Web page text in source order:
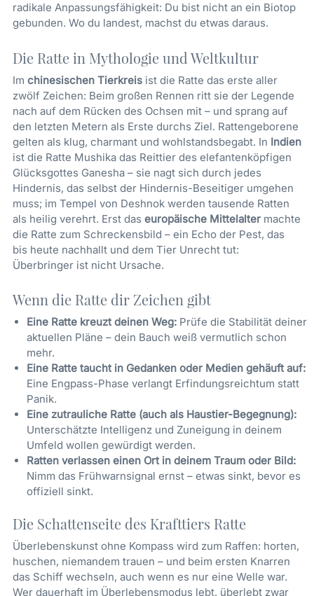
radikale Anpassungsfähigkeit: Du bist nicht an ein Biotop
gebunden. Wo du landest, machst du etwas daraus.
Die Ratte in Mythologie und Weltkultur
Im chinesischen Tierkreis ist die Ratte das erste aller
zwölf Zeichen: Beim großen Rennen ritt sie der Legende
nach auf dem Rücken des Ochsen mit – und sprang auf
den letzten Metern als Erste durchs Ziel. Rattengeborene
gelten als klug, charmant und wohlstandsbegabt. In Indien
ist die Ratte Mushika das Reittier des elefantenköpfigen
Glücksgottes Ganesha – sie nagt sich durch jedes
Hindernis, das selbst der Hindernis-Beseitiger umgehen
muss; im Tempel von Deshnok werden tausende Ratten
als heilig verehrt. Erst das europäische Mittelalter machte
die Ratte zum Schreckensbild – ein Echo der Pest, das
bis heute nachhallt und dem Tier Unrecht tut:
Überbringer ist nicht Ursache.
Wenn die Ratte dir Zeichen gibt
Eine Ratte kreuzt deinen Weg: Prüfe die Stabilität deiner
aktuellen Pläne – dein Bauch weiß vermutlich schon
mehr.
Eine Ratte taucht in Gedanken oder Medien gehäuft auf:
Eine Engpass-Phase verlangt Erfindungsreichtum statt
Panik.
Eine zutrauliche Ratte (auch als Haustier-Begegnung):
Unterschätzte Intelligenz und Zuneigung in deinem
Umfeld wollen gewürdigt werden.
Ratten verlassen einen Ort in deinem Traum oder Bild:
Nimm das Frühwarnsignal ernst – etwas sinkt, bevor es
offiziell sinkt.
Die Schattenseite des Krafttiers Ratte
Überlebenskunst ohne Kompass wird zum Raffen: horten,
huschen, niemandem trauen – und beim ersten Knarren
das Schiff wechseln, auch wenn es nur eine Welle war.
Wer dauerhaft im Überlebensmodus lebt, überlebt zwar